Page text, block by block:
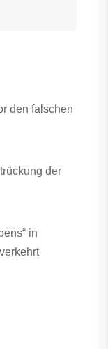
den falschen
der
in